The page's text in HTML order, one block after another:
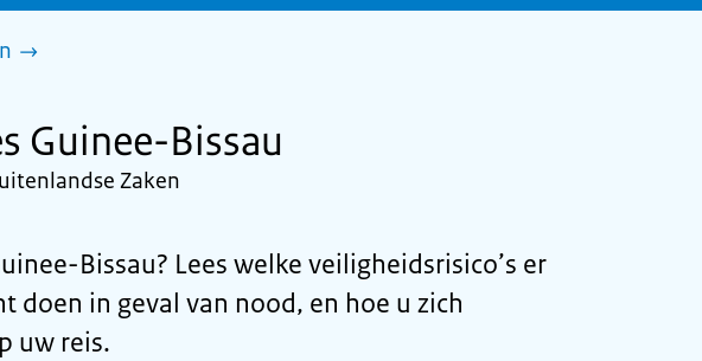
Guinee-Bissau
Zaken
Bissau? Lees welke veiligheidsrisico’s er
doen in geval van nood, en hoe u zich
uw reis.